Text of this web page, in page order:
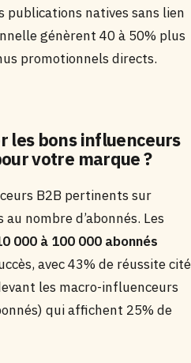
publications natives sans lien
génèrent 40 à 50% plus
promotionnels directs.
les bons influenceurs
votre marque ?
B2B pertinents sur
nombre d’abonnés. Les
000 à 100 000 abonnés
avec 43% de réussite
les macro-influenceurs
qui affichent 25% de